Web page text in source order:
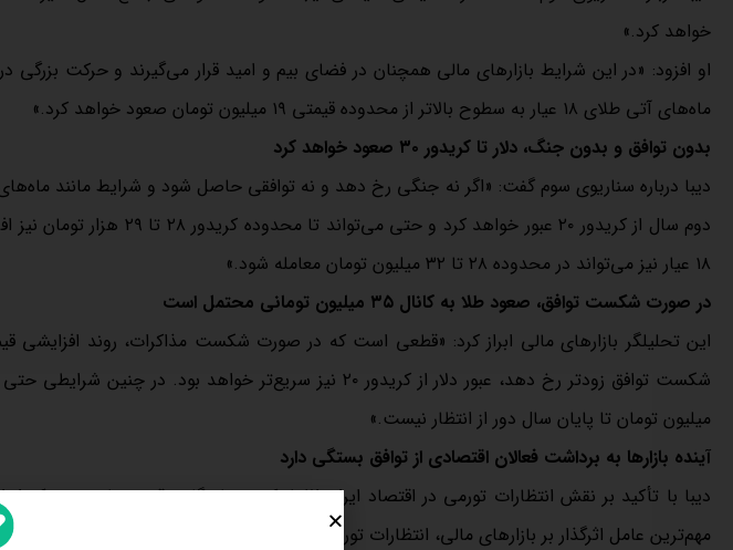
خواهد کرد.»
او افزود: «در این شرایط بازارهای مالی همچنان در فضای بیم و امید قرار می‌گیرند و حرکت بزرگی
ماه‌های آتی طلای ۱۸ عیار به سطوح بالاتر از محدوده قیمتی ۱۹ میلیون تومان صعود خواهد کرد.»
بدون توافق و بدون جنگ، دلار تا کریدور ۳۰ صعود خواهد کرد
دیبا درباره سناریوی سوم گفت: «اگر نه جنگی رخ دهد و نه توافقی حاصل شود و شرایط مانند ماه‌های
دوم سال از کریدور ۲۰ عبور خواهد
۱۸ عیار نیز می‌تواند در محدوده ۲۸ تا ۳۲ میلیون تومان معامله شود.»
در صورت شکست توافق، صعود طلا به کانال ۳۵ میلیون تومانی محتمل است
این تحلیلگر بازارهای مالی ابراز کرد: «قطعی است که در صورت شکست مذاکرات، روند
میلیون تومان تا پایان سال دور از انتظار نیست.»
آینده بازارها به برداشت فعالان اقتصادی از توافق بستگی دارد
دیبا با تأکید بر نقش انتظارات تورمی در اقتصاد ایران اظهار کرد: «ماندگاری قیمت‌ها در هر یک
مهم‌ترین عامل اثرگذار بر بازارهای مالی، انتظارات تورمی است.»